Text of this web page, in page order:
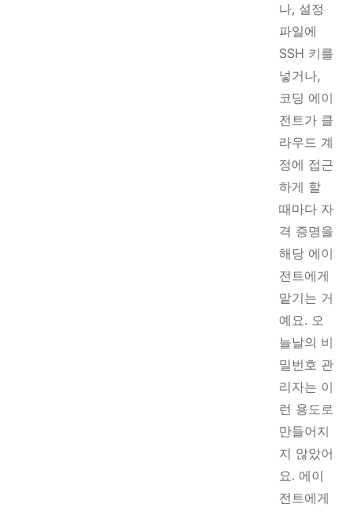
나, 설정
파일에
SSH 키를
넣거나,
코딩 에이
전트가 클
라우드 계
정에 접근
하게 할
때마다 자
격 증명을
해당 에이
전트에게
맡기는 거
예요. 오
늘날의 비
밀번호 관
리자는 이
런 용도로
만들어지
지 않았어
요. 에이
전트에게